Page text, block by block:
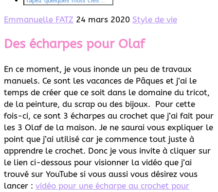
Emmanuelle FATZ 24 mars 2020 Style de vie
Des écharpes pour Olaf
En ce moment, je vous inonde un peu de travaux
manuels. Ce sont les vacances de Pâques et j’ai le
temps de créer que ce soit dans le domaine du tricot,
de la peinture, du scrap ou des bijoux. Pour cette
fois-ci, ce sont 3 écharpes au crochet que j’ai fait pour
les 3 Olaf de la maison. Je ne saurai vous expliquer le
point que j’ai utilisé car je commence tout juste à
apprendre le crochet. Donc je vous invite à cliquer sur
le lien ci-dessous pour visionner la vidéo que j’ai
trouvé sur YouTube si vous aussi vous désirez vous
lancer : vidéo pour une écharpe au crochet pour